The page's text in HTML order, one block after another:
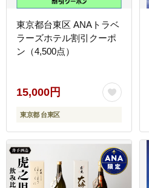
東京都台東区 ANAトラベ
ラーズホテル割引クーポ
ン（4,500点）
15,000円
東京都 台東区